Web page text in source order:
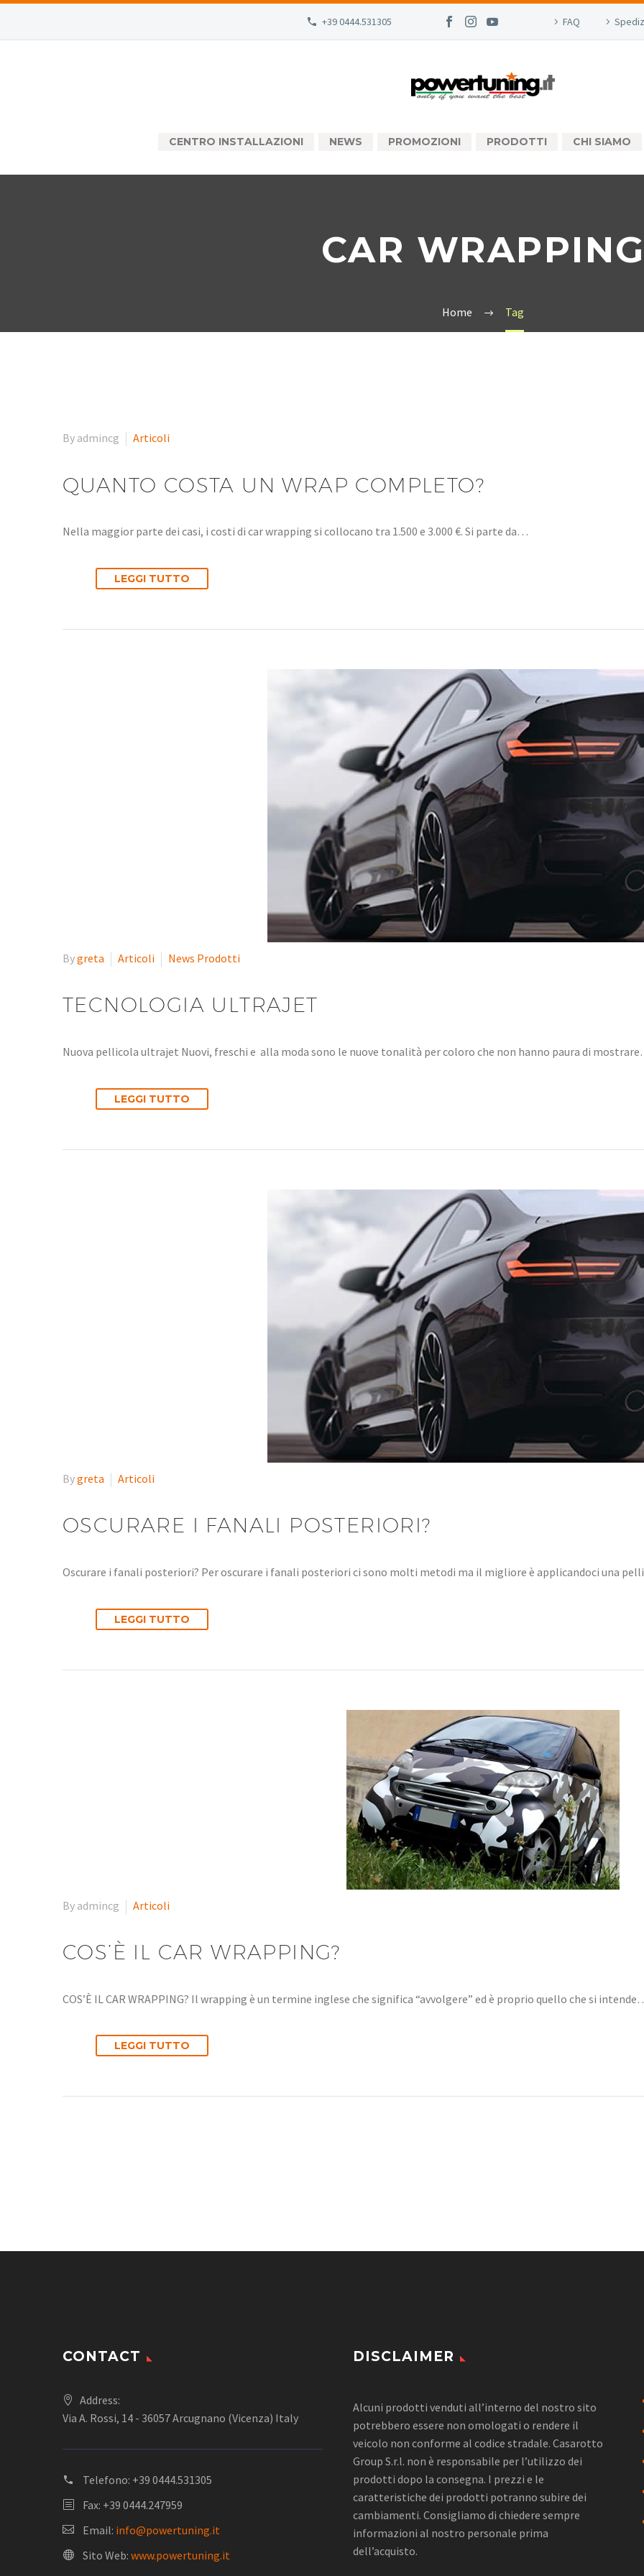
+39 0444.531305 FAQ
CENTRO INSTALLAZIONI NEWS PROMOZIONI PRODOTTI CHI SIAMO
CAR
Home Tag
By admincg Articoli
QUANTO COSTA UN WRAP COMPLETO?
Nella maggior parte dei casi, i costi di car wrapping si collocano tra 1.500 e 3.000 €. Si parte da…
LEGGI TUTTO
Bygreta Articoli News Prodotti
TECNOLOGIA ULTRAJET
Nuova pellicola ultrajet Nuovi, freschi e alla moda sono le nuove tonalità per coloro che non hanno paura di
LEGGI TUTTO
Bygreta Articoli
OSCURARE I FANALI POSTERIORI?
Oscurare i fanali posteriori? Per oscurare i fanali posteriori ci sono molti metodi ma il migliore è applicandoci una
LEGGI TUTTO
By admincg Articoli
COS’È IL CAR WRAPPING?
COS’È IL CAR WRAPPING? Il wrapping è un termine inglese che significa “avvolgere” ed è proprio quello che si
LEGGI TUTTO
CONTACT
Address:
Via A. Rossi, 14 - 36057 Arcugnano (Vicenza) Italy
Telefono: +39 0444.531305
Fax: +39 0444.247959
Email: info@powertuning.it
Sito Web: www.powertuning.it
DISCLAIMER
Alcuni prodotti venduti all’interno del nostro sito
potrebbero essere non omologati o rendere il
veicolo non conforme al codice stradale. Casarotto
Group S.r.l. non è responsabile per l’utilizzo dei
prodotti dopo la consegna. I prezzi e le
caratteristiche dei prodotti potranno subire dei
cambiamenti. Consigliamo di chiedere sempre
informazioni al nostro personale prima
dell’acquisto.